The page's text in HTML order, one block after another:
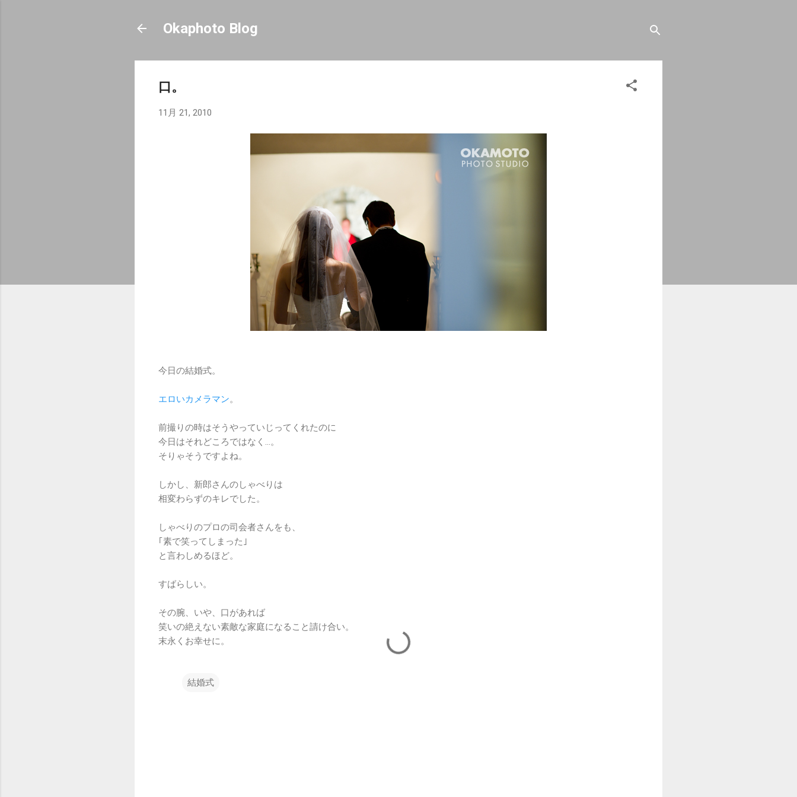
Okaphoto Blog
口。
11月 21, 2010
今日の結婚式。
エロいカメラマン。
前撮りの時はそうやっていじってくれたのに
今日はそれどころではなく…。
そりゃそうですよね。
しかし、新郎さんのしゃべりは
相変わらずのキレでした。
しゃべりのプロの司会者さんをも、
｢素で笑ってしまった｣
と言わしめるほど。
すばらしい。
その腕、いや、口があれば
笑いの絶えない素敵な家庭になること請け合い。
末永くお幸せに。
結婚式